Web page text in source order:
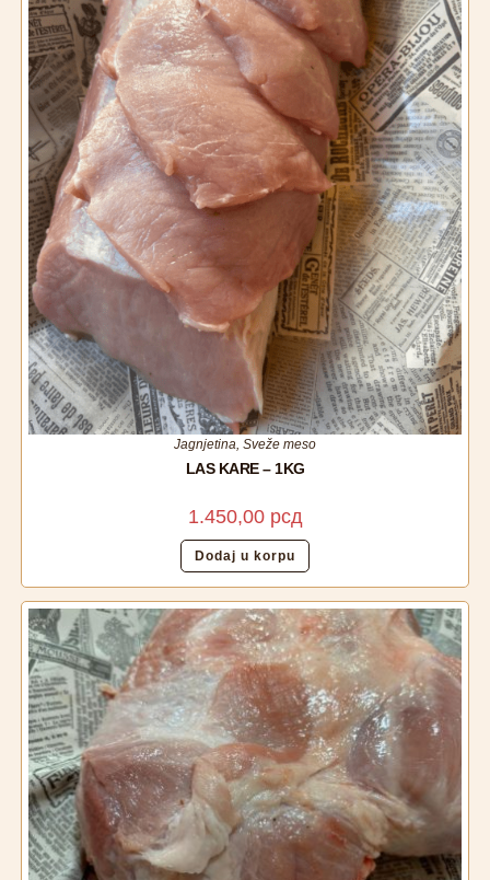
Jagnjetina, Sveže meso
LAS KARE – 1KG
1.450,00 рсд
Dodaj u korpu